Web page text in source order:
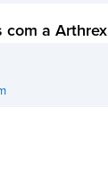
com a Arthrex